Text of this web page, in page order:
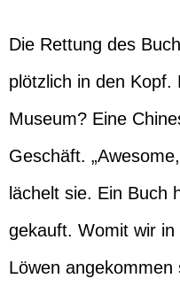
Die Rettung des
plötzlich in den Kopf.
Museum? Eine
Geschäft.
lächelt sie. Ein Buch
gekauft. Womit wir
Löwen